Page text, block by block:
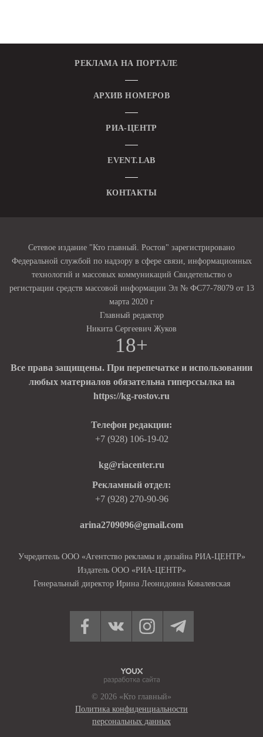
РЕКЛАМА НА ПОРТАЛЕ
АРХИВ НОМЕРОВ
РИА-ЦЕНТР
EVENT.LAB
КОНТАКТЫ
Сетевое издание "Кто главный. Ростов" зарегистрировано
Федеральной службой по надзору в сфере связи, информационных
технологий и массовых коммуникаций Свидетельство о
регистрации средств массовой информации Эл № ФС77-78079 от 13
марта 2020 г
Главный редактор
Никита Сергеевич Жуков
18+
Все права защищены. При перепечатке и использовании
любых материалов обязательна гиперссылка на
https://kg-rostov.ru
Телефон редакции:
+7 (928) 106-19-02
kg@riacenter.ru
Рекламный отдел:
+7 (928) 270-90-96
arina2709096@gmail.com
Учредитель ООО «Агентство рекламы и дизайна РИА-ЦЕНТР»
Издатель ООО «РИА-ЦЕНТР»
Генеральный директор Ирина Леонидовна Ковалевская
© 2026 «Кто главный»
Политика конфиденциальности
персональных данных